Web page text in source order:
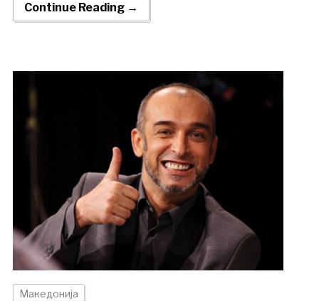
Continue Reading →
Македонија